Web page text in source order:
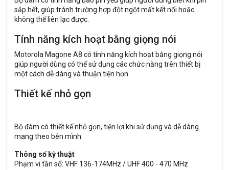
sắp hết, giúp tránh trường hợp đột ngột mất kết nối hoặc
không thể liên lạc được.
Tính năng kích hoạt bằng giọng nói
Motorola Magone A8 có tính năng kích hoạt bằng giọng nói
giúp người dùng có thể sử dụng các chức năng trên thiết bị
một cách dễ dàng và thuận tiện hơn.
Thiết kế nhỏ gọn
Bộ đàm có thiết kế nhỏ gọn, tiện lợi khi sử dụng và dễ dàng
mang theo bên mình.
Thông số kỹ thuật
Phạm vi tần số: VHF 136-174MHz / UHF 400 - 470 MHz